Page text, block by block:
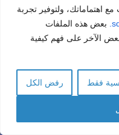
اهتماماتك، ولتوفير تجربة
بعض هذه الملفات
الآخر على فهم كيفية
فقط رفض الكل
حدد موعدًا للمكالمة